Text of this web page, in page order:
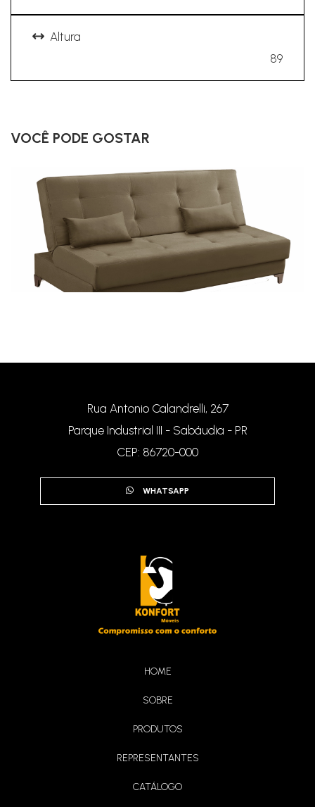
Altura
89
VOCÊ PODE GOSTAR
Poltrona Turim
Rua Antonio Calandrelli, 267
Parque Industrial III - Sabáudia - PR
CEP: 86720-000
WHATSAPP
HOME
SOBRE
PRODUTOS
REPRESENTANTES
CATÁLOGO